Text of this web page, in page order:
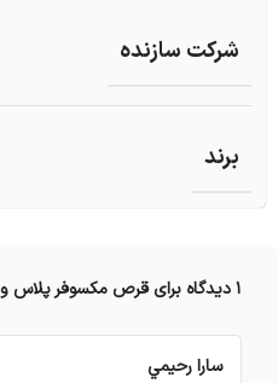
شرکت سازنده
برند
1 دیدگاه برای قرص مکسوفر پلاس
سارا رحيمي